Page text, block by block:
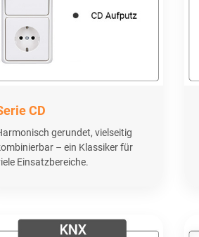
CD
gerundet, vielseitig
– ein Klassiker für
Einsatzbereiche.